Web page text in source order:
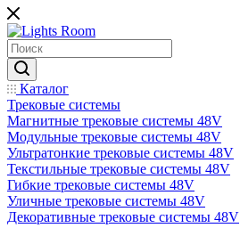
Каталог
Трековые системы
Магнитные трековые системы 48V
Модульные трековые системы 48V
Ультратонкие трековые системы 48V
Текстильные трековые системы 48V
Гибкие трековые системы 48V
Уличные трековые системы 48V
Декоративные трековые системы 48V